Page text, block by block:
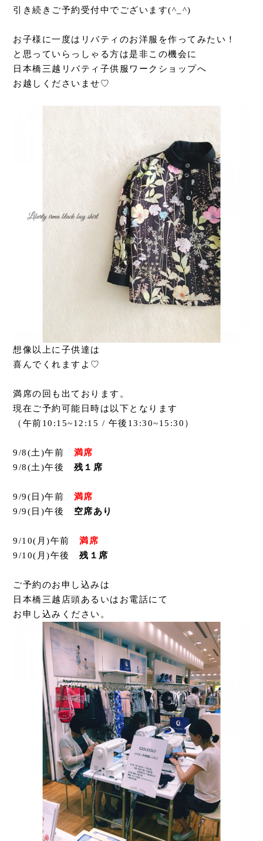
引き続きご予約受付中でございます(^_^)
お子様に一度はリバティのお洋服を作ってみたい！
と思っていらっしゃる方は是非この機会に
日本橋三越リバティ子供服ワークショップへ
お越しくださいませ♡
想像以上に子供達は
喜んでくれますよ♡
満席の回も出ております。
現在ご予約可能日時は以下となります
（午前10:15~12:15 / 午後13:30~15:30）
9/8(土)午前 満席
9/8(土)午後 残１席
9/9(日)午前 満席
9/9(日)午後 空席あり
9/10(月)午前満席
9/10(月)午後残１席
ご予約のお申し込みは
日本橋三越店頭あるいはお電話にて
お申し込みください。